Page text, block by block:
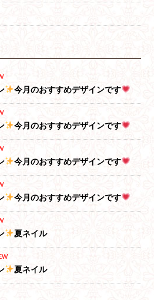
今月のおすすめデザインです
今月のおすすめデザインです
今月のおすすめデザインです
今月のおすすめデザインです
夏ネイル
夏ネイル